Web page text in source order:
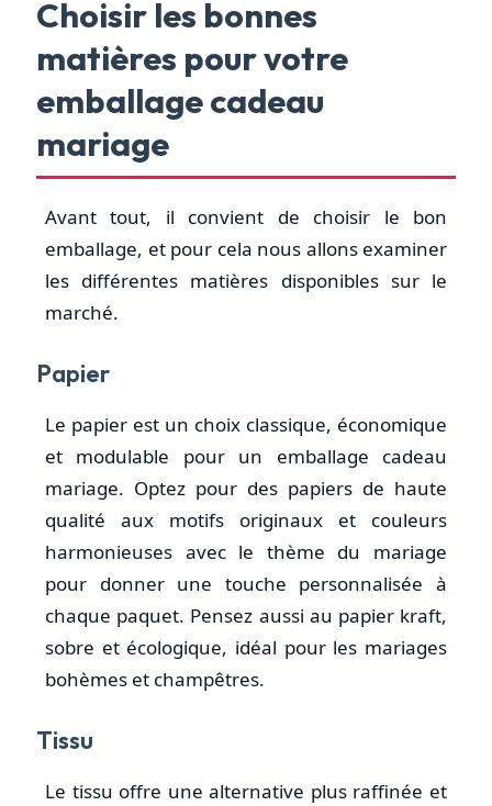
Choisir les bonnes
matières pour votre
emballage cadeau
mariage
Avant tout, il convient de choisir le bon
emballage, et pour cela nous allons examiner
les différentes matières disponibles sur le
marché.
Papier
Le papier est un choix classique, économique
et modulable pour un emballage cadeau
mariage. Optez pour des papiers de haute
qualité aux motifs originaux et couleurs
harmonieuses avec le thème du mariage
pour donner une touche personnalisée à
chaque paquet. Pensez aussi au papier kraft,
sobre et écologique, idéal pour les mariages
bohèmes et champêtres.
Tissu
Le tissu offre une alternative plus raffinée et